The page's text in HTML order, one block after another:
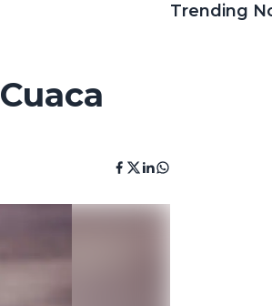
Trending